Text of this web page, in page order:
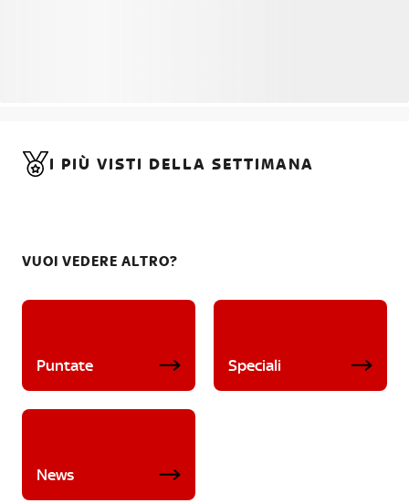
I PIÙ VISTI DELLA SETTIMANA
VUOI VEDERE ALTRO?
Puntate Speciali
News